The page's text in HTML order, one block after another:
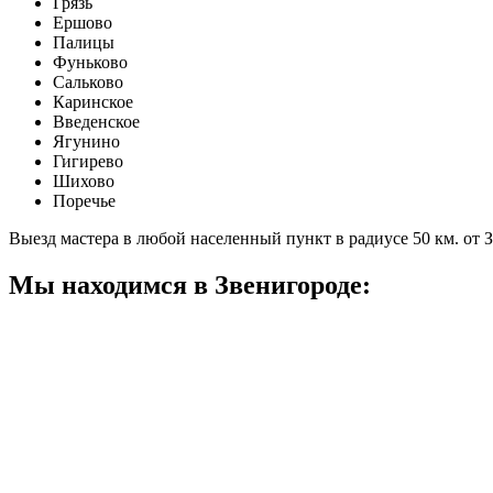
Ершово
Палицы
Фуньково
Сальково
Каринское
Введенское
Ягунино
Гигирево
Шихово
Поречье
Выезд мастера в любой населенный пункт в радиусе 50 км. от
Мы находимся в Звенигороде: